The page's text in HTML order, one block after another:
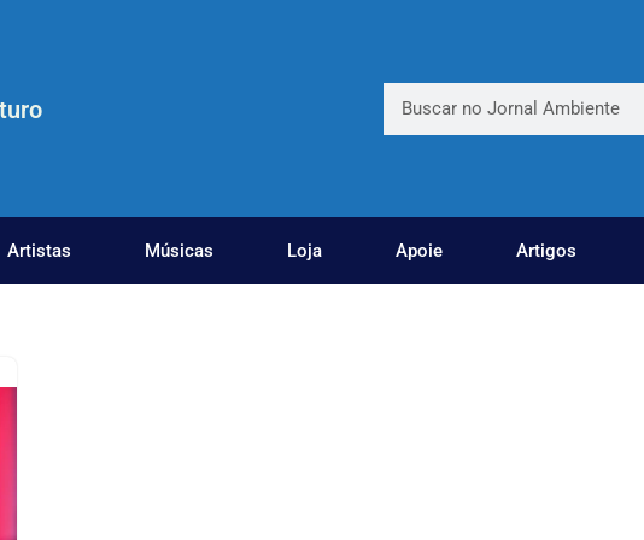
Artistas Músicas Loja Apoie Artigos